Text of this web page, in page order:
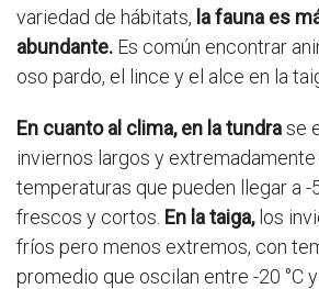
variedad de hábitats, la fauna es
abundante. Es común encontrar
oso pardo, el lince y el alce en la
En cuanto al clima, en la tundrase
inviernos largos y
temperaturas que pueden llegar a -
frescos y cortos. En la taiga,los
fríos pero menos extremos, con
promedio que oscilan entre -20 °C